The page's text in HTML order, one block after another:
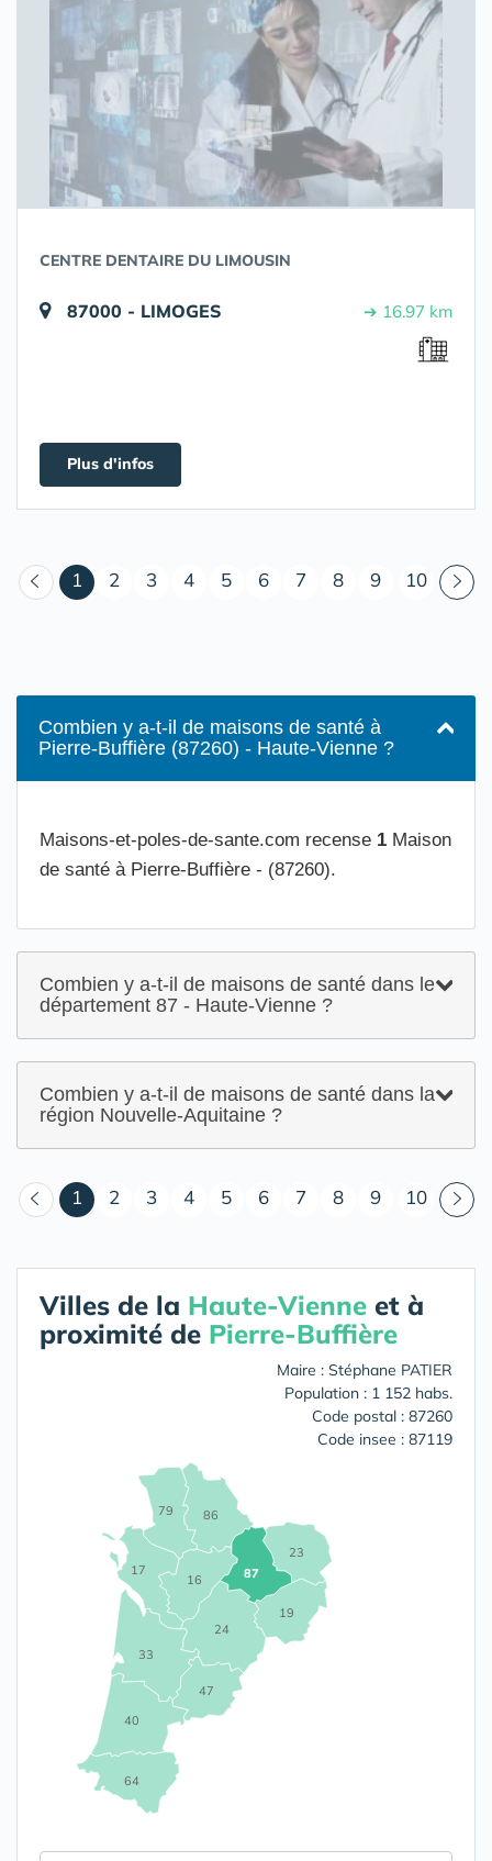
CENTRE DENTAIRE DU LIMOUSIN
87000 - LIMOGES ➔ 16.97 km
Plus d'infos
1 (courant)
2 3 4 5 6 7 8 9 10
Combien y a-t-il de maisons de santé à
Pierre-Buffière (87260) - Haute-Vienne ?
Maisons-et-poles-de-sante.com recense 1 Maison
de santé à Pierre-Buffière - (87260).
Combien y a-t-il de maisons de santé dans le
département 87 - Haute-Vienne ?
Combien y a-t-il de maisons de santé dans la
région Nouvelle-Aquitaine ?
1 (courant)
2 3 4 5 6 7 8 9 10
Villes de la Haute-Vienne et à
proximité de Pierre-Buffière
Maire : Stéphane PATIER
Population : 1 152 habs.
Code postal : 87260
Code insee : 87119
16
17
19
23
24
33
40
47
64
79 86
87